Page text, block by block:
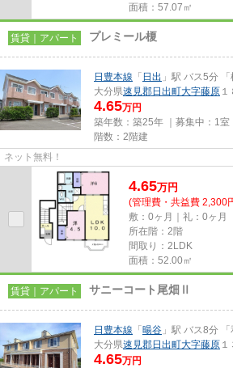
面積：57.07㎡
賃貸｜アパート プレミール榎
日豊本線 「 日出 」駅 バス5分
大分県速見郡日出町大字藤原
4.65万円
築年数：築25年 ｜募集中： 1室
階数：2階建
ネット無料！
4.65万円
(管理費・共益費 2,300
敷：0ヶ月｜礼：0ヶ月
所在階：2階
間取り：2LDK
面積：52.00㎡
賃貸｜アパート サニーコート尾畑Ⅱ
日豊本線 「 暘谷 」駅 バス8分
大分県速見郡日出町大字藤原
4.65万円